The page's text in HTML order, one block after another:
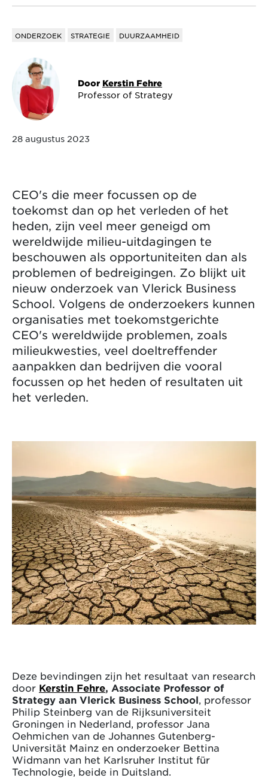
ONDERZOEK STRATEGIE DUURZAAMHEID
Door Kerstin Fehre
Professor of Strategy
28 augustus 2023
CEO's die meer focussen op de
toekomst dan op het verleden of het
heden, zijn veel meer geneigd om
wereldwijde milieu-uitdagingen te
beschouwen als opportuniteiten dan als
problemen of bedreigingen. Zo blijkt uit
nieuw onderzoek van Vlerick Business
School. Volgens de onderzoekers kunnen
organisaties met toekomstgerichte
CEO's wereldwijde problemen, zoals
milieukwesties, veel doeltreffender
aanpakken dan bedrijven die vooral
focussen op het heden of resultaten uit
het verleden.
Deze bevindingen zijn het resultaat van research
door Kerstin Fehre, Associate Professor of
Strategy aan Vlerick Business School , professor
Philip Steinberg van de Rijksuniversiteit
Groningen in Nederland, professor Jana
Oehmichen van de Johannes Gutenberg-
Universität Mainz en onderzoeker Bettina
Widmann van het Karlsruher Institut für
Technologie, beide in Duitsland.